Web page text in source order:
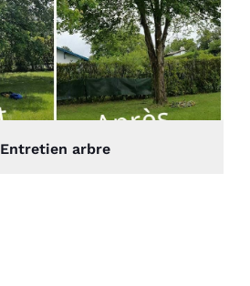
Entretien arbre